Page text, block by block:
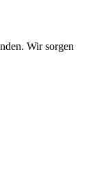
Wir sorgen